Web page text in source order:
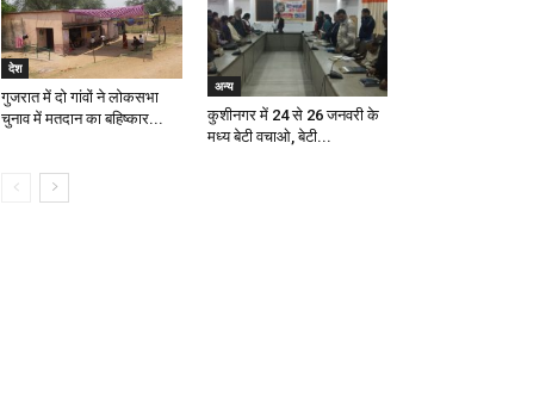
देश
गुजरात में दो गांवों ने लोकसभा
चुनाव में मतदान का बहिष्कार...
अन्य
कुशीनगर में 24 से 26 जनवरी के
मध्य बेटी वचाओ, बेटी...